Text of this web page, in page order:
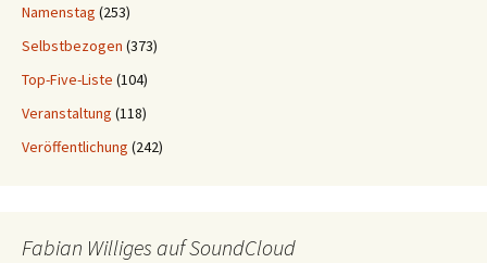
Namenstag (253)
Selbstbezogen (373)
Top-Five-Liste (104)
Veranstaltung (118)
Veröffentlichung (242)
Fabian Williges auf SoundCloud